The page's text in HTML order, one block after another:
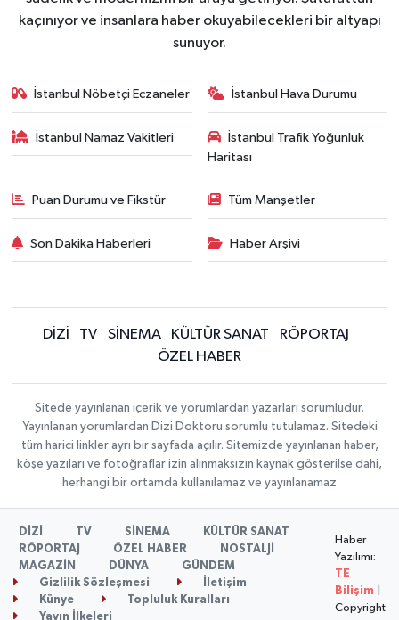
kaçınıyor ve insanlara haber okuyabilecekleri bir altyapı
sunuyor.
İstanbul Nöbetçi Eczaneler İstanbul Hava Durumu
İstanbul Namaz Vakitleri
İstanbul Trafik Yoğunluk
Haritası
Puan Durumu ve Fikstür Tüm Manşetler
Son Dakika Haberleri Haber Arşivi
DİZİ TV SİNEMA KÜLTÜR SANAT
RÖPORTAJ
ÖZEL HABER
Sitede yayınlanan içerik ve yorumlardan yazarları sorumludur.
Yayınlanan yorumlardan Dizi Doktoru sorumlu tutulamaz. Sitedeki
tüm harici linkler ayrı bir sayfada açılır. Sitemizde yayınlanan haber,
köşe yazıları ve fotoğraflar izin alınmaksızın kaynak gösterilse dahi,
herhangi bir ortamda kullanılamaz ve yayınlanamaz
DİZİ TV SİNEMA
KÜLTÜR SANAT
RÖPORTAJ
ÖZEL HABER
NOSTALJİ
MAGAZİN
DÜNYA
GÜNDEM
Gizlilik Sözleşmesi
İletişim
Künye
Topluluk Kuralları
Yayın İlkeleri
Haber
Yazılımı:
TE
Bilişim
Copyright